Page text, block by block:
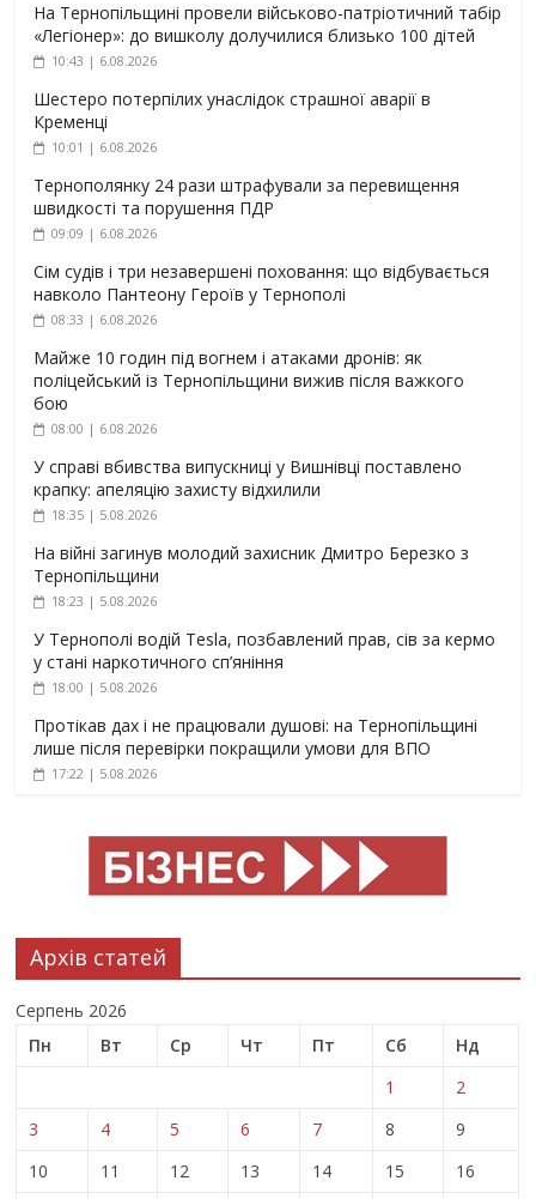
На Тернопільщині провели військово-патріотичний табір
«Легіонер»: до вишколу долучилися близько 100 дітей
10:43 | 6.08.2026
Шестеро потерпілих унаслідок страшної аварії в
Кременці
10:01 | 6.08.2026
Тернополянку 24 рази штрафували за перевищення
швидкості та порушення ПДР
09:09 | 6.08.2026
Сім судів і три незавершені поховання: що відбувається
навколо Пантеону Героїв у Тернополі
08:33 | 6.08.2026
Майже 10 годин під вогнем і атаками дронів: як
поліцейський із Тернопільщини вижив після важкого
бою
08:00 | 6.08.2026
У справі вбивства випускниці у Вишнівці поставлено
крапку: апеляцію захисту відхилили
18:35 | 5.08.2026
На війні загинув молодий захисник Дмитро Березко з
Тернопільщини
18:23 | 5.08.2026
У Тернополі водій Tesla, позбавлений прав, сів за кермо
у стані наркотичного сп’яніння
18:00 | 5.08.2026
Протікав дах і не працювали душові: на Тернопільщині
лише після перевірки покращили умови для ВПО
17:22 | 5.08.2026
Архів статей
Серпень 2026
Пн
Вт Ср Чт Пт Сб
Нд
1
2
3
4 5 6 7 8
9
10
11 12 13 14 15
16